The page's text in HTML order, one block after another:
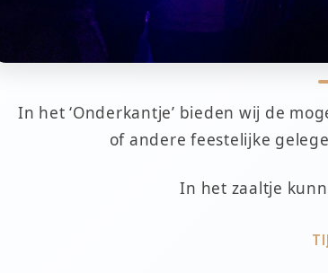
In het ‘Onderkantje’ bieden wij de
of andere feestelijke
In het zaaltje